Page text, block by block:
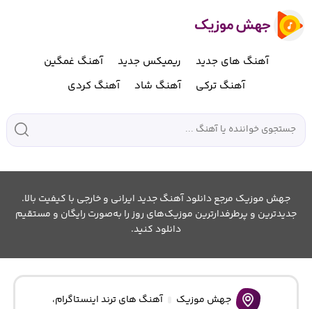
آهنگ های جدید ریمیکس جدید
آهنگ غمگین
آهنگ ترکی
آهنگ شاد آهنگ کردی
جهش موزیک مرجع دانلود آهنگ جدید ایرانی و خارجی با کیفیت بالا.
جدیدترین و پرطرفدارترین موزیک‌های روز را به‌صورت رایگان و مستقیم
دانلود کنید.
جهش موزیک آهنگ های ترند اینستاگرام،